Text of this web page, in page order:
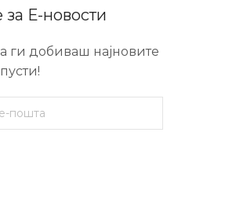
за Е-новости
ги добиваш најновите